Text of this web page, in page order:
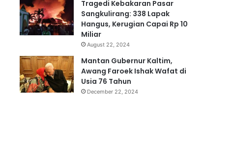
Tragedi Kebakaran Pasar
Sangkulirang: 338 Lapak
Hangus, Kerugian Capai Rp 10
Miliar
August 22, 2024
Mantan Gubernur Kaltim,
Awang Faroek Ishak Wafat di
Usia 76 Tahun
December 22, 2024